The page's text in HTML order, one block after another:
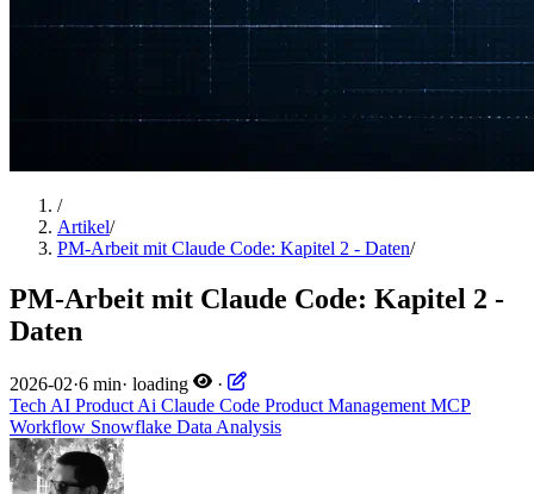
/
Artikel/
PM-Arbeit mit Claude Code: Kapitel 2 - Daten/
PM-Arbeit mit Claude Code: Kapitel 2 -
Daten
2026-02·6 min· loading
·
Tech AI Product Ai Claude Code Product Management MCP
Workflow Snowflake Data Analysis